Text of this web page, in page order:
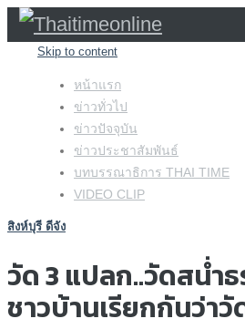
Skip to content
หน้าแรก
ข่าวทั่วไป
ข่าวปัจจุบัน
ข่าวประชาสัมพันธ์
บทบรรณาธิการ THAI TIME
VIDEO CLIP
สิงห์บุรี ดีจัง
วัด 3 แปลก..วัดสน่ำ
ชาวบ้านเรียกกันว่า